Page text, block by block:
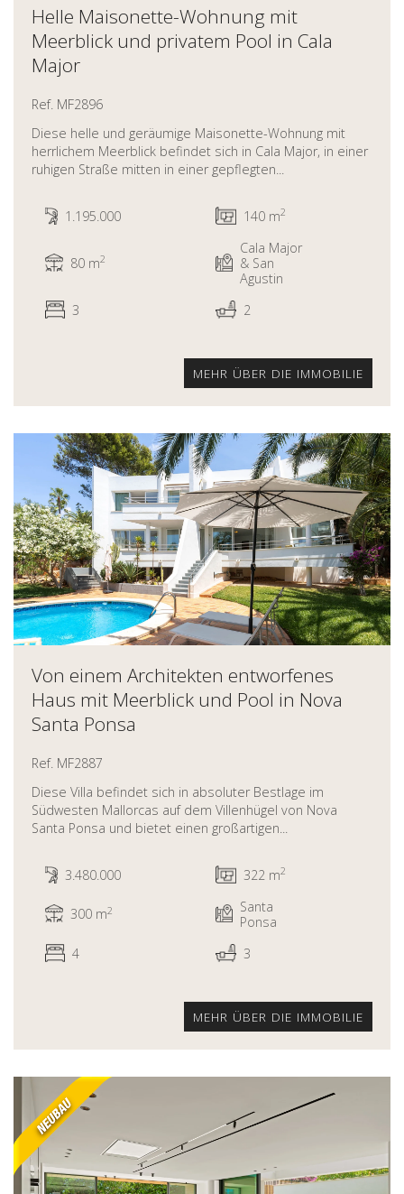
Helle Maisonette-Wohnung mit
Meerblick und privatem Pool in Cala
Major
Ref. MF2896
Diese helle und geräumige Maisonette-Wohnung mit
herrlichem Meerblick befindet sich in Cala Major, in einer
ruhigen Straße mitten in einer gepflegten...
1.195.000 140 m2
80 m2
Cala Major
& San
Agustin
3
2
MEHR ÜBER DIE IMMOBILIE
Von einem Architekten entworfenes
Haus mit Meerblick und Pool in Nova
Santa Ponsa
Ref. MF2887
Diese Villa befindet sich in absoluter Bestlage im
Südwesten Mallorcas auf dem Villenhügel von Nova
Santa Ponsa und bietet einen großartigen...
3.480.000 322 m2
300 m2
Santa
Ponsa
4
3
MEHR ÜBER DIE IMMOBILIE